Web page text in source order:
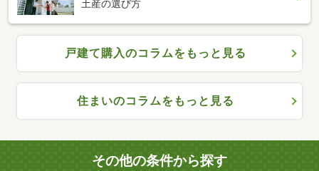
土産の選び方
戸建て購入のコラムをもっと見る
住まいのコラムをもっと見る
その他の条件から探す